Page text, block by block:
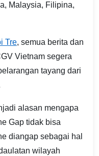
Malaysia, Filipina,
Tre, semua berita dan
Vietnam segera
tayang dari
alasan mengapa
Gap tidak bisa
diangap sebagai hal
wilayah